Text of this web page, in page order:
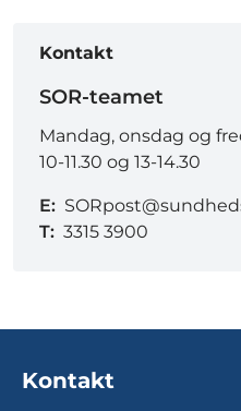
Kontakt
SOR-teamet
Mandag, onsdag og
10-11.30 og 13-14.30
E:
T: 3315 3900
Kontakt